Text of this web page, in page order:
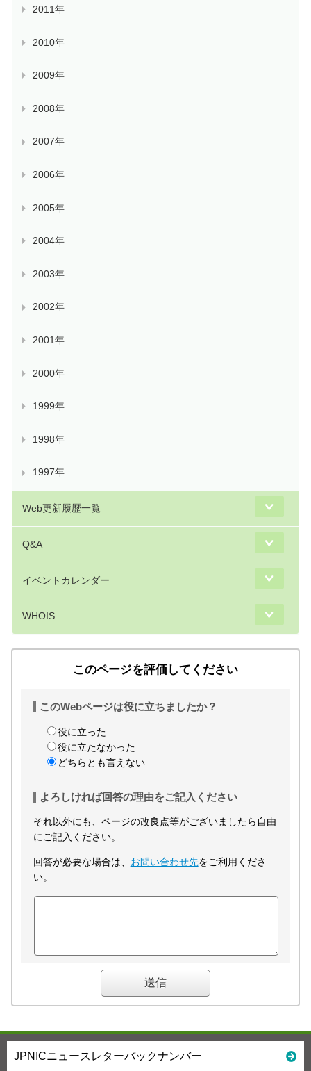
2011年
2010年
2009年
2008年
2007年
2006年
2005年
2004年
2003年
2002年
2001年
2000年
1999年
1998年
1997年
Web更新履歴一覧
Q&A
イベントカレンダー
WHOIS
このページを評価してください
このWebページは役に立ちましたか？
役に立った
役に立たなかった
どちらとも言えない
よろしければ回答の理由をご記入ください
それ以外にも、ページの改良点等がございましたら自由
にご記入ください。
回答が必要な場合は、 お問い合わせ先をご利用くださ
い。
JPNICニュースレターバックナンバー